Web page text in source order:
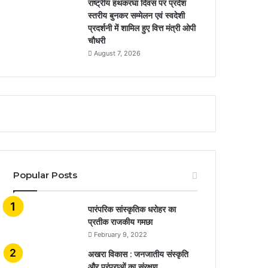
राष्ट्रीय हथकरघा दिवस पर प्रदेश
स्तरीय बुनकर सम्मेलन एवं स्वदेशी
प्रदर्शनी में शामिल हुए वित्त मंत्री ओपी
चौधरी
August 7, 2026
Popular Posts
​​​​​​​पारंपरिक सांस्कृतिक धरोहर का
प्रतीक राजकीय गमछा
February 9, 2022
अखरा विकास : जनजातीय संस्कृति